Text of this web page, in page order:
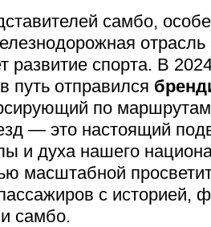
самбо,
отрасль
развитие спорта. В
отправился
по
— это настоящий
и духа нашего
масштабной
с историей,
самбо.